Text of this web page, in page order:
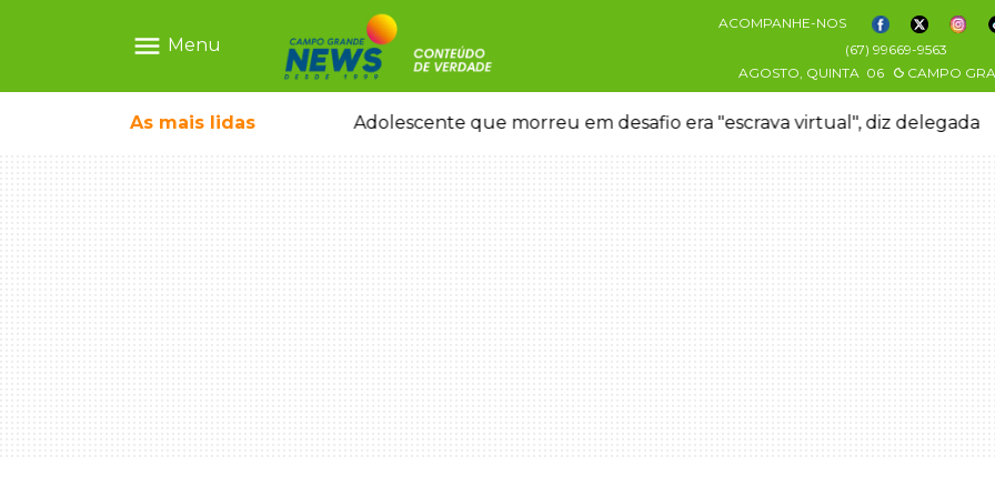
menu Menu
ACOMPANHE-NOS
(67) 99669-9563
AGOSTO, QUINTA 06 CAMPO
As mais lidas
antes de induzi-la à morte Adolescente que morreu em desafio era "escrava virtual", diz delegada